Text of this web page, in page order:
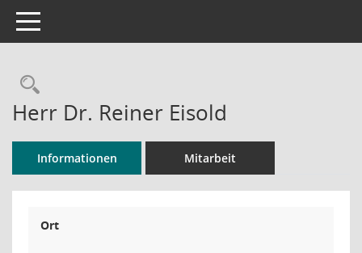
Toggle navigation
Rechercheauswahl
Herr Dr. Reiner Eisold
Informationen Mitarbeit
Ort